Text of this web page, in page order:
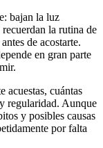
bajan la luz
la rutina de
de acostarte.
en gran parte
acuestas, cuántas
regularidad. Aunque
y posibles causas
por falta